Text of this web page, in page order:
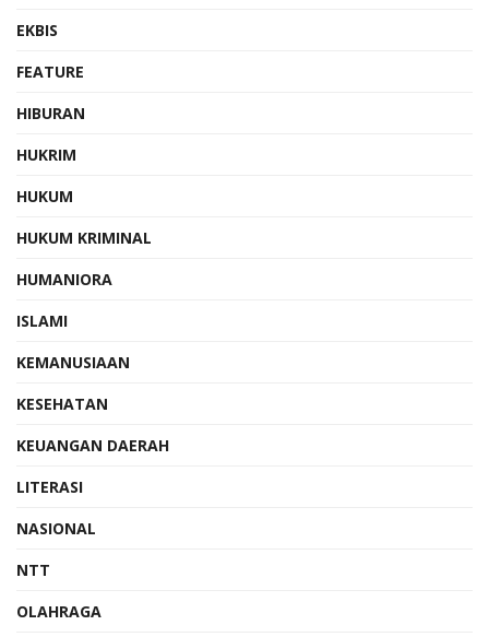
EKBIS
FEATURE
HIBURAN
HUKRIM
HUKUM
HUKUM KRIMINAL
HUMANIORA
ISLAMI
KEMANUSIAAN
KESEHATAN
KEUANGAN DAERAH
LITERASI
NASIONAL
NTT
OLAHRAGA